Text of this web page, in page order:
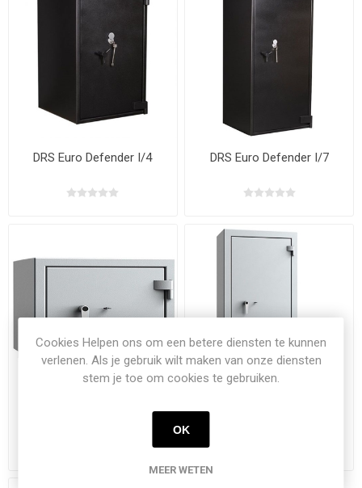
DRS Euro Defender I/4 DRS Euro Defender I/7
Cookies Helpen ons om een betere diensten te kunnen
verlenen. Als je gebruik wilt maken van onze diensten
stem je toe om cookies te gebruiken.
OK
MEER WETEN